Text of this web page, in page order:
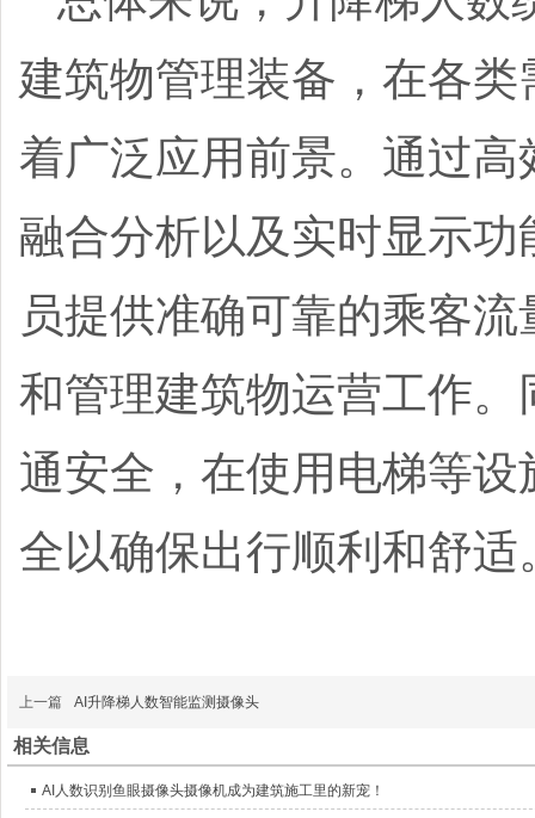
建筑物管理装备，在各
着广泛应用前景。通过
融合分析以及实时显示
员提供准确可靠的乘客
和管理建筑物运营工作
通安全，在使用电梯等
全以确保出行顺利和舒适
上一篇 AI升降梯人数智能监测摄像头
相关信息
AI人数识别鱼眼摄像头摄像机成为建筑施工里的新宠！